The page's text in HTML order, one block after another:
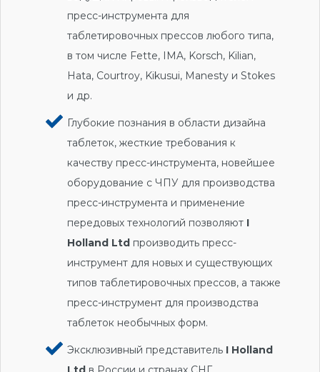
пресс-инструмента для
таблетировочных прессов любого типа,
в том числе Fette, IMA, Korsch, Kilian,
Hata, Courtroy, Kikusui, Manesty и Stokes
и др.
Глубокие познания в области дизайна
таблеток, жесткие требования к
качеству пресс-инструмента, новейшее
оборудование с ЧПУ для производства
пресс-инструмента и применение
передовых технологий позволяют I
Holland Ltd производить пресс-
инструмент для новых и существующих
типов таблетировочных прессов, а также
пресс-инструмент для производства
таблеток необычных форм.
Эксклюзивный представитель I Holland